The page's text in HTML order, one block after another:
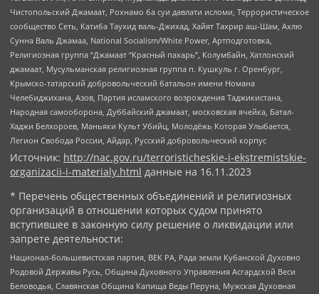
Чистопольский Джамаат, Рохнамо ба суи давлати исломи, Террористическое
сообщество Сеть, Катиба Таухид валь-Джихад, Хайят Тахрир аш-Шам, Ахлю
Сунна Валь Джамаа, National Socialism/White Power, Артподготовка,
Религиозная группа “Джамаат “Красный пахарь”, Колумбайн, Хатлонский
джамаат, Мусульманская религиозная группа п. Кушкуль г. Оренбург,
Крымско-татарский добровольческий батальон имени Номана
Челебиджихана, Азов, Партия исламского возрождения Таджикистана,
Народная самооборона, Дуббайский джамаат, московская ячейка, Батал-
Хаджи Белхороев, Маньяки Культ Убийц, Молодёжь Которая Улыбается,
Легион Свобода России, Айдар, Русский добровольческий корпус
Источник: http://nac.gov.ru/terroristicheskie-i-ekstremistskie-
organizacii-i-materialy.html данные на 16.11.2023
* Перечень общественных объединений и религиозных
организаций в отношении которых судом принято
вступившее в законную силу решение о ликвидации или
запрете деятельности:
Национал-большевистская партия, ВЕК РА, Рада земли Кубанской Духовно
Родовой Державы Русь, Община Духовного Управления Асгардской Веси
Беловодья, Славянская Община Капища Веды Перуна, Мужская Духовная